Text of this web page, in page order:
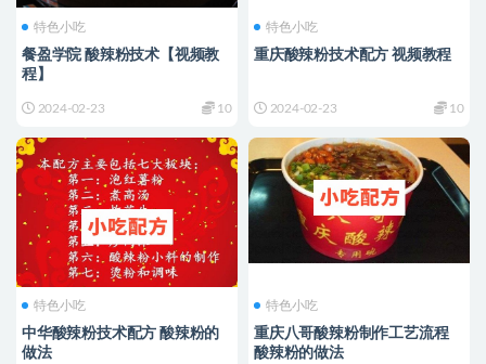
特色小吃
餐盈学院 酸辣粉技术【视频教
程】
2024-02-23 10
特色小吃
重庆酸辣粉技术配方 视频教程
2024-02-23 10
特色小吃
中华酸辣粉技术配方 酸辣粉的
做法
特色小吃
重庆八哥酸辣粉制作工艺流程
酸辣粉的做法